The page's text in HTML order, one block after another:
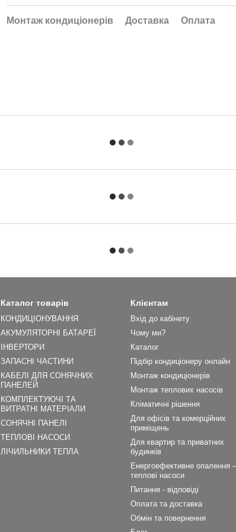
Монтаж кондиціонерів Доставка Оплата
Каталог товарів
КОНДИЦІОНУВАННЯ
АКУМУЛЯТОРНІ БАТАРЕЇ
ІНВЕРТОРИ
ЗАПАСНІ ЧАСТИНИ
КАБЕЛІ ДЛЯ СОНЯЧНИХ
ПАНЕЛЕЙ
КОМПЛЕКТУЮЧІ ТА
ВИТРАТНІ МАТЕРІАЛИ
СОНЯЧНІ ПАНЕЛІ
ТЕПЛОВІ НАСОСИ
ЛІЧИЛЬНИКИ ТЕПЛА
Клієнтам
Вхід до кабінету
Чому ми?
Каталог
Підбір кондиціонеру онлайн
Монтаж кондиціонерів
Монтаж теплових насосів
Кліматичні рішення
Для офісів та комерційних
приміщень
Для квартир та приватних
будинків
Енергоефективне опалення
теплові насоси
Питання - відповіді
Оплата та доставка
Обмін та повернення